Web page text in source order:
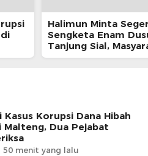
Halimun Minta
Sengketa Enam
Tanjung Sial,
Jangan Terus Jadi
Korupsi Dana Hibah
Malteng, Dua Pejabat
50 menit yang lalu